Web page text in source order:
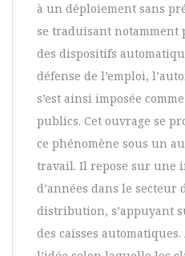
à un déploiement sans
se traduisant
des dispositifs
défense de l’emploi,
s’est ainsi imposée
publics. Cet ouvrage se
ce phénomène sous un
travail. Il repose sur une
d’années dans le secteur
distribution, s’appuyant
des caisses